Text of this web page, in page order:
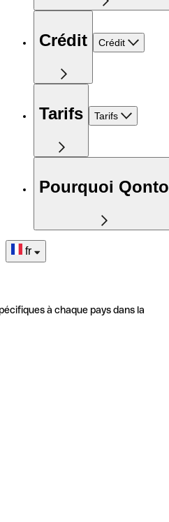
Crédit Crédit
Tarifs Tarifs
Pourquoi Qonto
fr
à chaque pays dans la